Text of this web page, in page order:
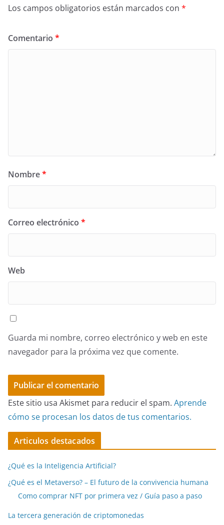
Los campos obligatorios están marcados con *
Comentario *
Nombre*
Correo electrónico *
Web
Guarda mi nombre, correo electrónico y web en este
navegador para la próxima vez que comente.
Este sitio usa Akismet para reducir el spam. Aprende
cómo se procesan los datos de tus comentarios.
Articulos destacados
¿Qué es la Inteligencia Artificial?
¿Qué es el Metaverso? – El futuro de la convivencia humana
Como comprar NFT por primera vez / Guía paso a paso
La tercera generación de criptomonedas